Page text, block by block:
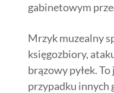
gabinetowym
Mrzyk muzealny
księgozbiory,
brązowy pyłek.
przypadku innych